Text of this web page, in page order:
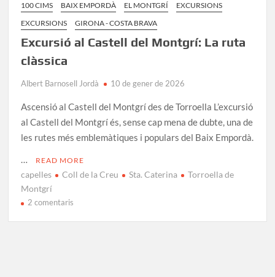
100 CIMS BAIX EMPORDÀ EL MONTGRÍ
EXCURSIONS
EXCURSIONS
GIRONA - COSTA BRAVA
Excursió al Castell del Montgrí: La ruta
clàssica
Albert Barnosell Jordà 10 de gener de 2026
Ascensió al Castell del Montgrí des de Torroella L’excursió
al Castell del Montgrí és, sense cap mena de dubte, una de
les rutes més emblemàtiques i populars del Baix Empordà.
…
READ MORE
capelles Coll de la Creu Sta. Caterina
Torroella de
Montgrí
2 comentaris